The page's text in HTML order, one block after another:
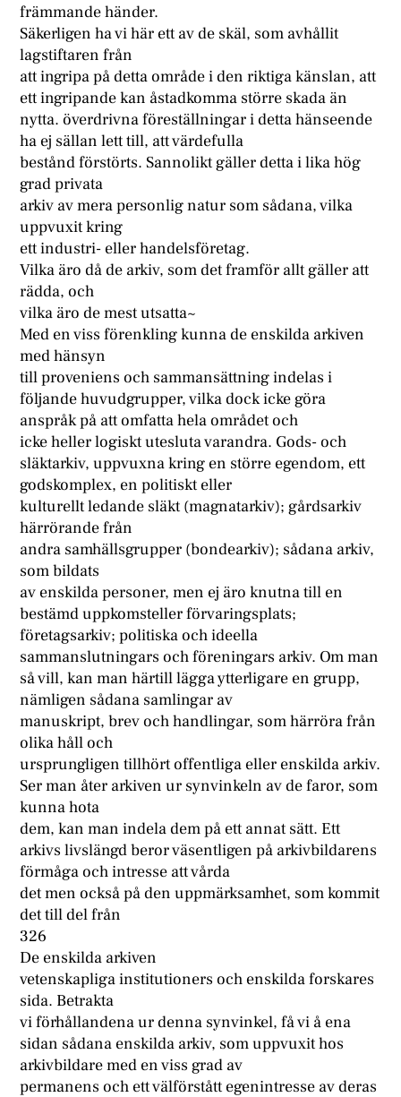
främmande händer.
Säkerligen ha vi här ett av de skäl, som avhållit
lagstiftaren från
att ingripa på detta område i den riktiga känslan, att
ett ingripande kan åstadkomma större skada än
nytta. överdrivna föreställningar i detta hänseende
ha ej sällan lett till, att värdefulla
bestånd förstörts. Sannolikt gäller detta i lika hög
grad privata
arkiv av mera personlig natur som sådana, vilka
uppvuxit kring
ett industri- eller handelsföretag.
Vilka äro då de arkiv, som det framför allt gäller att
rädda, och
vilka äro de mest utsatta~
Med en viss förenkling kunna de enskilda arkiven
med hänsyn
till proveniens och sammansättning indelas i
följande huvudgrupper, vilka dock icke göra
anspråk på att omfatta hela området och
icke heller logiskt utesluta varandra. Gods- och
släktarkiv, uppvuxna kring en större egendom, ett
godskomplex, en politiskt eller
kulturellt ledande släkt (magnatarkiv); gårdsarkiv
härrörande från
andra samhällsgrupper (bondearkiv); sådana arkiv,
som bildats
av enskilda personer, men ej äro knutna till en
bestämd uppkomsteller förvaringsplats;
företagsarkiv; politiska och ideella
sammanslutningars och föreningars arkiv. Om man
så vill, kan man härtill lägga ytterligare en grupp,
nämligen sådana samlingar av
manuskript, brev och handlingar, som härröra från
olika håll och
ursprungligen tillhört offentliga eller enskilda arkiv.
Ser man åter arkiven ur synvinkeln av de faror, som
kunna hota
dem, kan man indela dem på ett annat sätt. Ett
arkivs livslängd beror väsentligen på arkivbildarens
förmåga och intresse att vårda
det men också på den uppmärksamhet, som kommit
det till del från
326
De enskilda arkiven
vetenskapliga institutioners och enskilda forskares
sida. Betrakta
vi förhållandena ur denna synvinkel, få vi å ena
sidan sådana enskilda arkiv, som uppvuxit hos
arkivbildare med en viss grad av
permanens och ett välförstått egenintresse av deras